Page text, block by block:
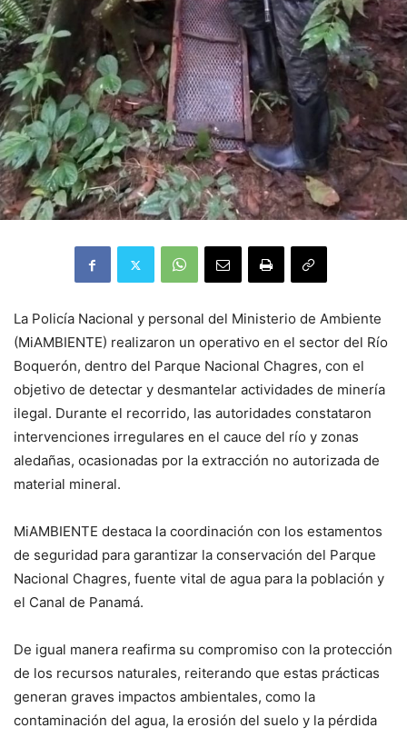
La Policía Nacional y personal del Ministerio de Ambiente
(MiAMBIENTE) realizaron un operativo en el sector del Río
Boquerón, dentro del Parque Nacional Chagres, con el
objetivo de detectar y desmantelar actividades de minería
ilegal. Durante el recorrido, las autoridades constataron
intervenciones irregulares en el cauce del río y zonas
aledañas, ocasionadas por la extracción no autorizada de
material mineral.
MiAMBIENTE destaca la coordinación con los estamentos
de seguridad para garantizar la conservación del Parque
Nacional Chagres, fuente vital de agua para la población y
el Canal de Panamá.
De igual manera reafirma su compromiso con la protección
de los recursos naturales, reiterando que estas prácticas
generan graves impactos ambientales, como la
contaminación del agua, la erosión del suelo y la pérdida